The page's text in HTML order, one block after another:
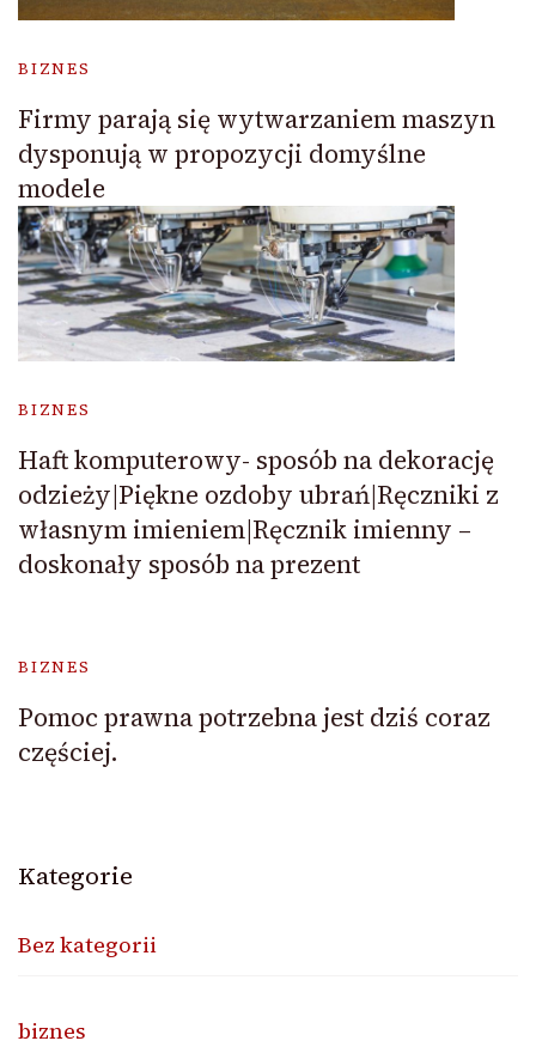
BIZNES
Firmy parają się wytwarzaniem maszyn
dysponują w propozycji domyślne
modele
BIZNES
Haft komputerowy- sposób na dekorację
odzieży|Piękne ozdoby ubrań|Ręczniki z
własnym imieniem|Ręcznik imienny –
doskonały sposób na prezent
BIZNES
Pomoc prawna potrzebna jest dziś coraz
częściej.
Kategorie
Bez kategorii
biznes